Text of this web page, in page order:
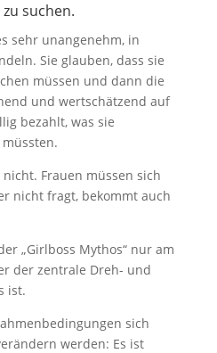
suchen.
sehr unangenehm, in
Sie glauben, dass sie
müssen und dann die
und wertschätzend auf
bezahlt, was sie
Frauen müssen sich
nicht fragt, bekommt auch
„Girlboss Mythos“ nur am
der zentrale Dreh- und
ist.
sich
werden: Es ist